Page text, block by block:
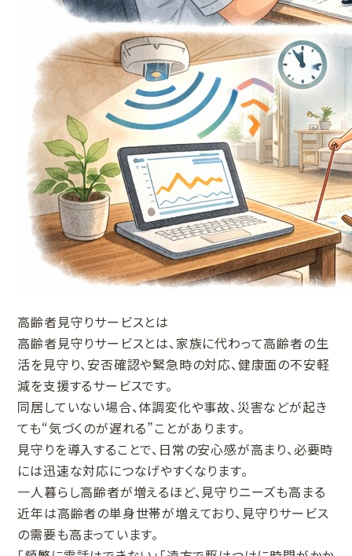
高齢者見守りサービスとは
高齢者見守りサービスとは、家族に代わって高齢者の生
活を見守り、安否確認や緊急時の対応、健康面の不安軽
減を支援するサービスです。
同居していない場合、体調変化や事故、災害などが起き
ても“気づくのが遅れる”ことがあります。
見守りを導入することで、日常の安心感が高まり、必要時
には迅速な対応につなげやすくなります。
一人暮らし高齢者が増えるほど、見守りニーズも高まる
近年は高齢者の単身世帯が増えており、見守りサービス
の需要も高まっています。